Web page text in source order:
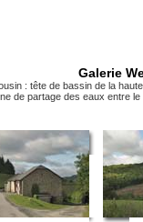
Galerie
: tête de bassin de la
de partage des eaux entre